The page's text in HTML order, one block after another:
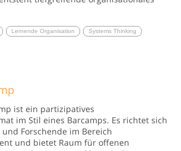
Lernende Organisation Systems Thinking
ist ein partizipatives
im Stil eines Barcamps. Es richtet sich
Forschende im Bereich
und bietet Raum für offenen